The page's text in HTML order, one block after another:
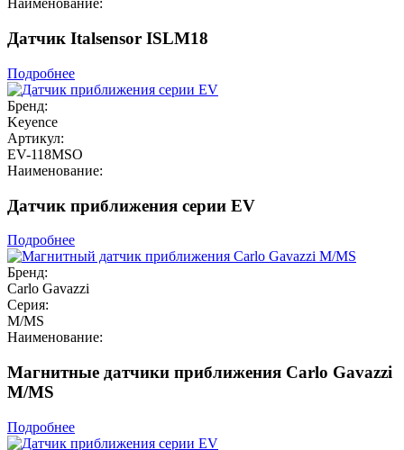
Наименование:
Датчик Italsensor ISLM18
Подробнее
Бренд:
Keyence
Артикул:
EV-118MSO
Наименование:
Датчик приближения серии EV
Подробнее
Бренд:
Carlo Gavazzi
Серия:
M/MS
Наименование:
Магнитные датчики приближения Carlo Gavazzi
M/MS
Подробнее